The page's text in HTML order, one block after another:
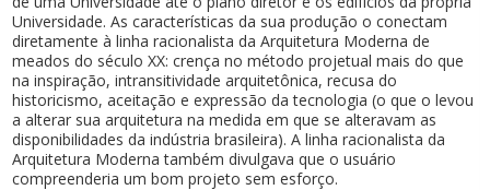
Universidade. As características da sua produção o conectam
diretamente à linha racionalista da Arquitetura Moderna de
meados do século XX: crença no método projetual mais do que
na inspiração, intransitividade arquitetônica, recusa do
historicismo, aceitação e expressão da tecnologia (o que o levou
a alterar sua arquitetura na medida em que se alteravam as
disponibilidades da indústria brasileira). A linha racionalista da
Arquitetura Moderna também divulgava que o usuário
compreenderia um bom projeto sem esforço.